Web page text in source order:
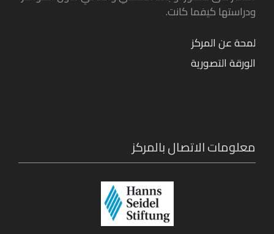
ودراستها كيفما كانت.
لمحة عن المركز
الورقة التصورية
معلومات الاتصال بالمركز